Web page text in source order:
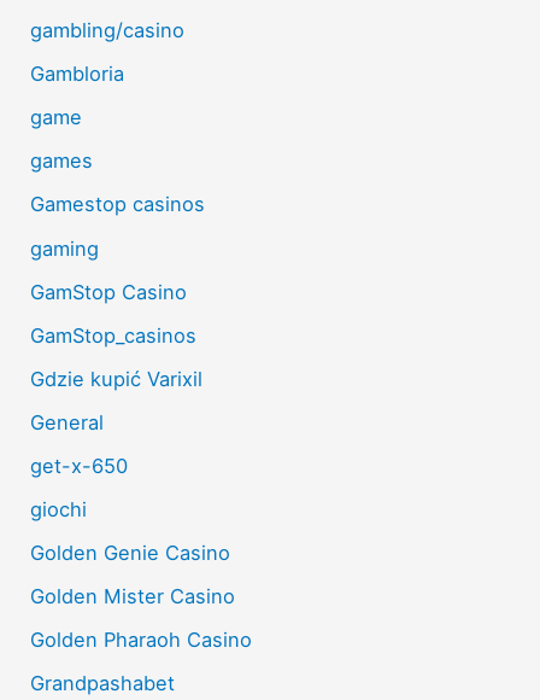
gambling/casino
Gambloria
game
games
Gamestop casinos
gaming
GamStop Casino
GamStop_casinos
Gdzie kupić Varixil
General
get-x-650
giochi
Golden Genie Casino
Golden Mister Casino
Golden Pharaoh Casino
Grandpashabet